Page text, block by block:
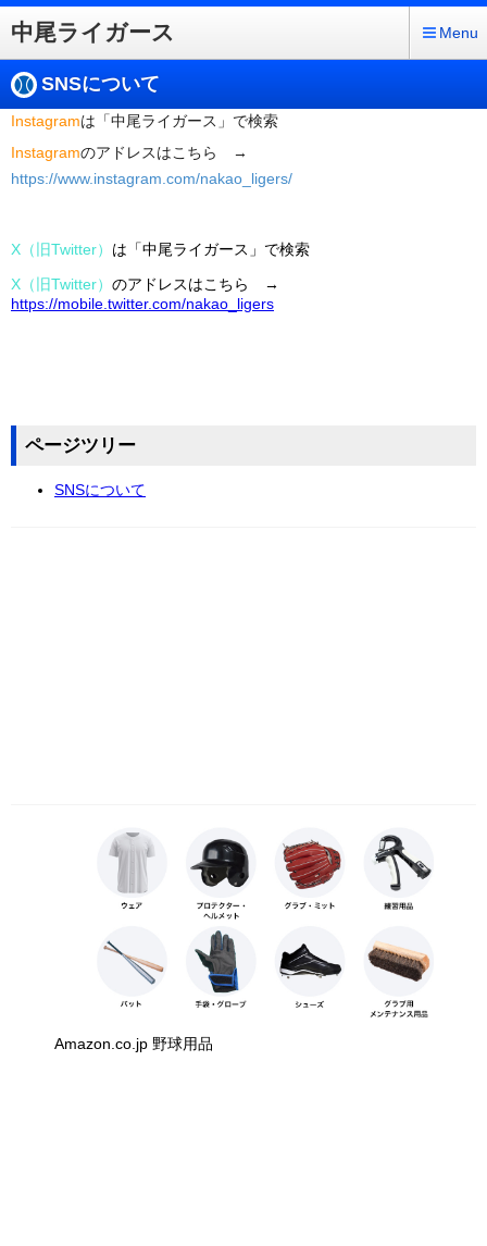
中尾ライガース Menu
SNSについて
Instagramは「中尾ライガース」で検索
Instagramのアドレスはこちら →
https://www.instagram.com/nakao_ligers/
X（旧Twitter） は「中尾ライガース」で検索
X（旧Twitter） のアドレスはこちら →
https://mobile.twitter.com/nakao_ligers
ページツリー
SNSについて
Amazon.co.jp 野球用品